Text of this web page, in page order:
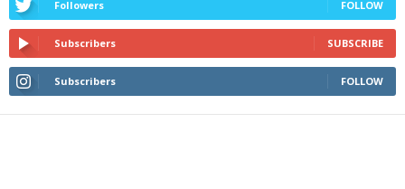
Followers FOLLOW
Subscribers SUBSCRIBE
Subscribers FOLLOW